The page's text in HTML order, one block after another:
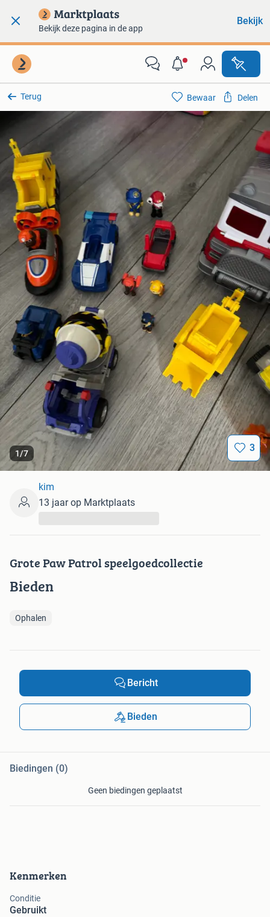
Bekijk deze pagina in de app
Bekijk
Terug
1/7 3
Kenmerken
Conditie
Gebruikt
Bewaar Delen
Grote Paw Patrol speelgoedcollectie
Bieden
Ophalen
kim
13 jaar op Marktplaats
Bericht
Bieden
Biedingen (0)
Geen biedingen geplaatst